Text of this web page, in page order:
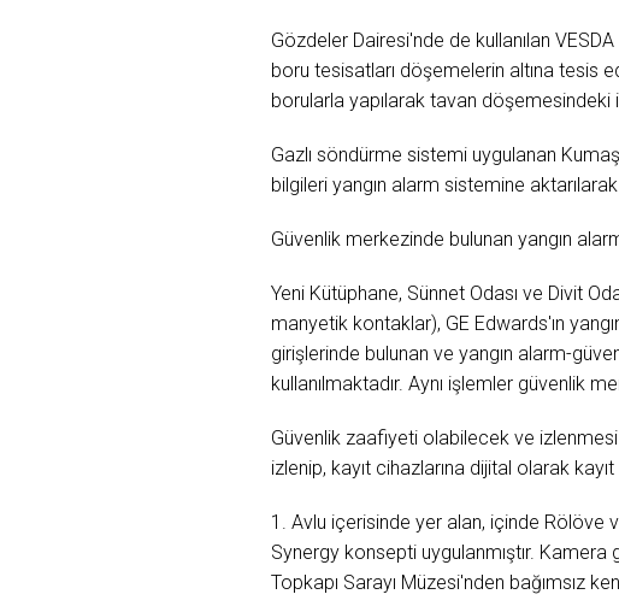
Gözdeler Dairesi'nde de kullanılan
boru tesisatları döşemelerin altına tesis
borularla yapılarak tavan
Gazlı söndürme sistemi uygulanan
bilgileri yangın alarm sistemine
Güvenlik merkezinde bulunan yangın
Yeni Kütüphane, Sünnet Odası ve Divit
manyetik kontaklar), GE Edwards'ın
girişlerinde bulunan ve yangın alarm-
kullanılmaktadır. Aynı işlemler güvenlik
Güvenlik zaafiyeti olabilecek ve
izlenip, kayıt cihazlarına dijital olarak
1. Avlu içerisinde yer alan, içinde Rölöve
Synergy konsepti uygulanmıştır.
Topkapı Sarayı Müzesi'nden bağımsız